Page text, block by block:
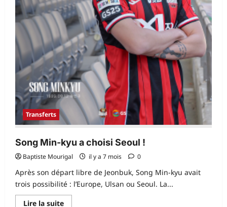
Transferts
Song Min-kyu a choisi Seoul !
Baptiste Mourigal il y a 7 mois 0
Après son départ libre de Jeonbuk, Song Min-kyu avait
trois possibilité : l’Europe, Ulsan ou Seoul. La...
Lire la suiteEn